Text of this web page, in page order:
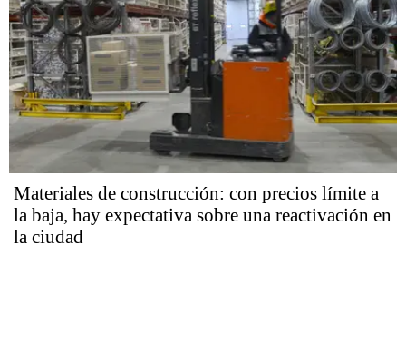
Materiales de construcción: con precios límite a
la baja, hay expectativa sobre una reactivación en
la ciudad